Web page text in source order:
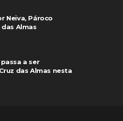
Neiva, Pároco
Almas
a ser
das Almas nesta